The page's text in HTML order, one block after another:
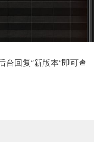
回复“新版本”即可查